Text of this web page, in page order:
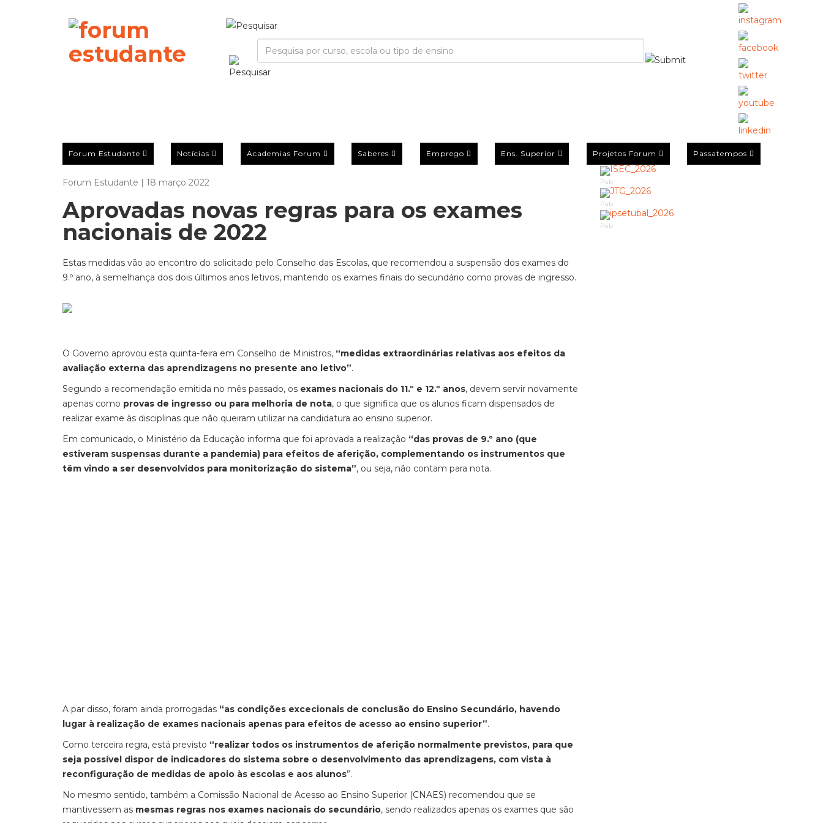
Forum Estudante Notícias Academias Forum Saberes Emprego Ens. Superior Projetos Forum Passatempos
Forum Estudante | 18 março 2022
Aprovadas novas regras para os exames
nacionais de 2022
Estas medidas vão ao encontro do solicitado pelo Conselho das Escolas, que recomendou a suspensão dos exames do
9.º ano, à semelhança dos dois últimos anos letivos, mantendo os exames finais do secundário como provas de ingresso.
O Governo aprovou esta quinta-feira em Conselho de Ministros, “medidas extraordinárias relativas aos efeitos da
avaliação externa das aprendizagens no presente ano letivo”.
Segundo a recomendação emitida no mês passado, os exames nacionais do 11.º e 12.º anos, devem servir novamente
apenas como provas de ingresso ou para melhoria de nota, o que significa que os alunos ficam dispensados de
realizar exame às disciplinas que não queiram utilizar na candidatura ao ensino superior.
Em comunicado, o Ministério da Educação informa que foi aprovada a realização “das provas de 9.º ano (que
estiveram suspensas durante a pandemia) para efeitos de aferição, complementando os instrumentos que
têm vindo a ser desenvolvidos para monitorização do sistema”, ou seja, não contam para nota.
A par disso, foram ainda prorrogadas “as condições excecionais de conclusão do Ensino Secundário, havendo
lugar à realização de exames nacionais apenas para efeitos de acesso ao ensino superior”.
Como terceira regra, está previsto “realizar todos os instrumentos de aferição normalmente previstos, para que
seja possível dispor de indicadores do sistema sobre o desenvolvimento das aprendizagens, com vista à
reconfiguração de medidas de apoio às escolas e aos alunos”.
No mesmo sentido, também a Comissão Nacional de Acesso ao Ensino Superior (CNAES) recomendou que se
mantivessem as mesmas regras nos exames nacionais do secundário, sendo realizados apenas os exames que são
Pub
Pub
Pub